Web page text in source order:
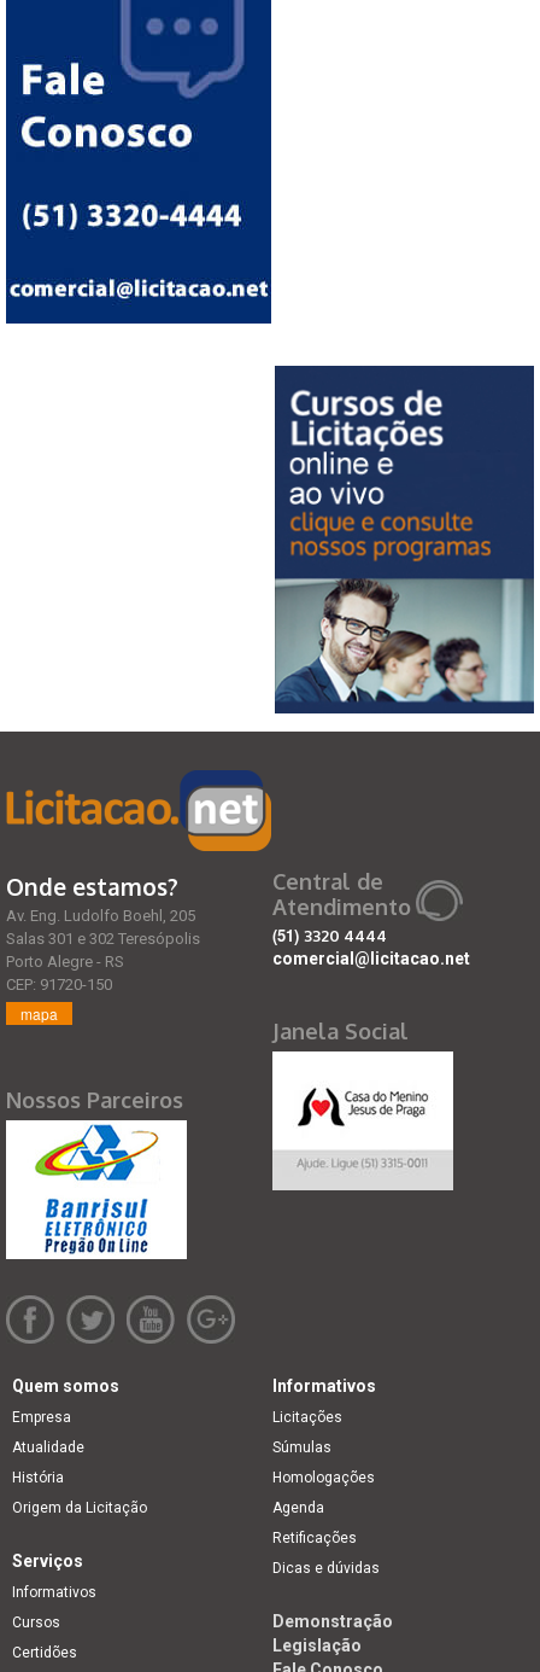
Onde estamos?
Av. Eng. Ludolfo Boehl, 205
Salas 301 e 302 Teresópolis
Porto Alegre - RS
CEP: 91720-150
mapa
Nossos Parceiros
Central de
Atendimento
(51) 3320 4444
comercial@licitacao.net
Janela Social
Quem somos
Empresa
Atualidade
História
Origem da Licitação
Informativos
Licitações
Súmulas
Homologações
Agenda
Retificações
Dicas e dúvidas
Serviços
Informativos
Cursos
Certidões
Demonstração
Legislação